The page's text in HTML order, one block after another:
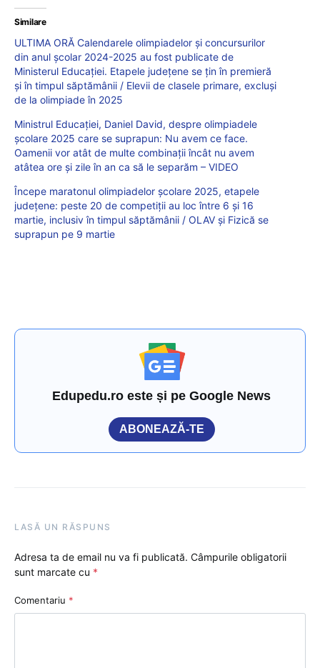
Similare
ULTIMA ORĂ Calendarele olimpiadelor și concursurilor
din anul școlar 2024-2025 au fost publicate de
Ministerul Educației. Etapele județene se țin în premieră
și în timpul săptămânii / Elevii de clasele primare, excluși
de la olimpiade în 2025
Ministrul Educației, Daniel David, despre olimpiadele
școlare 2025 care se suprapun: Nu avem ce face.
Oamenii vor atât de multe combinații încât nu avem
atâtea ore și zile în an ca să le separăm – VIDEO
Începe maratonul olimpiadelor școlare 2025, etapele
județene: peste 20 de competiții au loc între 6 și 16
martie, inclusiv în timpul săptămânii / OLAV și Fizică se
suprapun pe 9 martie
Edupedu.ro este și pe Google News
ABONEAZĂ-TE
LASĂ UN RĂSPUNS
Adresa ta de email nu va fi publicată. Câmpurile obligatorii
sunt marcate cu *
Comentariu *